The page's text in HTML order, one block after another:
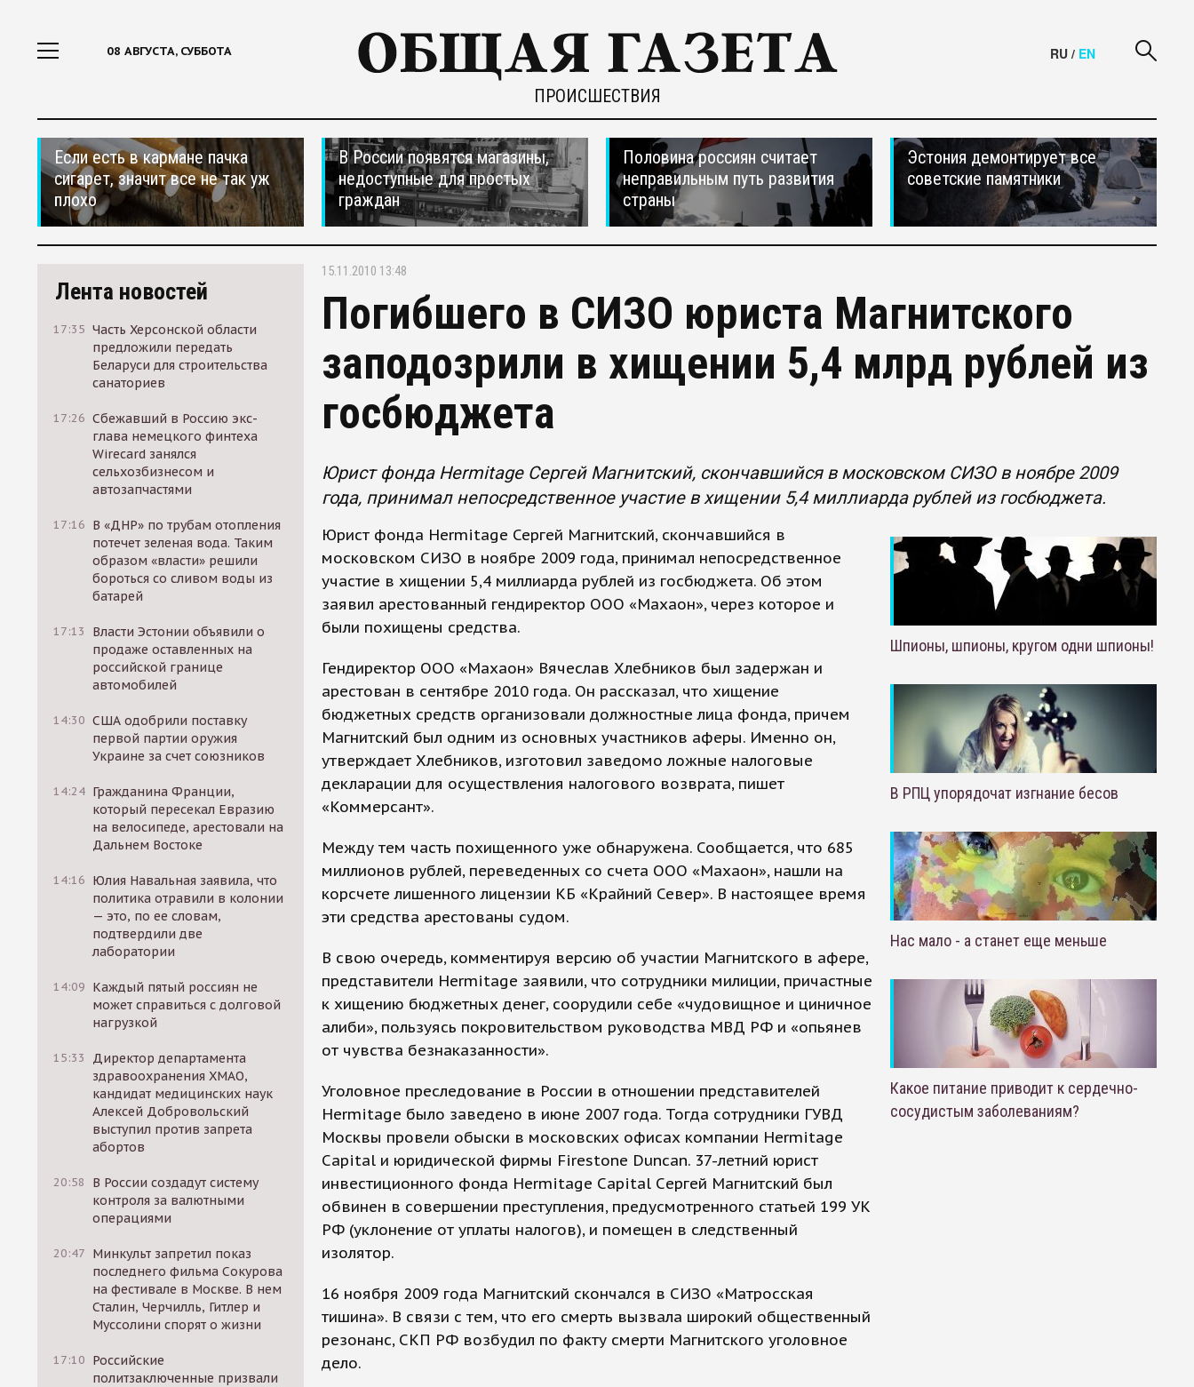
08 АВГУСТА, СУББОТА
ПРОИСШЕСТВИЯ
RU / EN
Если есть в кармане пачка
сигарет, значит все не так уж
плохо
В России появятся магазины,
недоступные для простых
граждан
Половина россиян считает
неправильным путь развития
страны
Эстония демонтирует все
советские памятники
Лента новостей
17:35 Часть Херсонской области
предложили передать
Беларуси для строительства
санаториев
17:26 Сбежавший в Россию экс-
глава немецкого финтеха
Wirecard занялся
сельхозбизнесом и
автозапчастями
17:16 В «ДНР» по трубам отопления
потечет зеленая вода. Таким
образом «власти» решили
бороться со сливом воды из
батарей
17:13
Власти Эстонии объявили о
продаже оставленных на
российской границе
автомобилей
14:30 США одобрили поставку
первой партии оружия
Украине за счет союзников
14:24 Гражданина Франции,
который пересекал Евразию
на велосипеде, арестовали на
Дальнем Востоке
14:16 Юлия Навальная заявила, что
политика отравили в колонии
— это, по ее словам,
подтвердили две
лаборатории
14:09 Каждый пятый россиян не
может справиться с долговой
нагрузкой
15:33
Директор департамента
здравоохранения ХМАО,
кандидат медицинских наук
Алексей Добровольский
выступил против запрета
абортов
20:58
В России создадут систему
контроля за валютными
операциями
20:47 Минкульт запретил показ
последнего фильма Сокурова
на фестивале в Москве. В нем
Сталин, Черчилль, Гитлер и
Муссолини спорят о жизни
17:10 Российские
политзаключенные призвали
15.11.2010 13:48
Погибшего в СИЗО юриста Магнитского
заподозрили в хищении 5,4 млрд рублей из
госбюджета
Юрист фонда Hermitage Сергей Магнитский, скончавшийся в московском СИЗО в ноябре 2009
года, принимал непосредственное участие в хищении 5,4 миллиарда рублей из госбюджета.
Юрист фонда Hermitage Сергей Магнитский, скончавшийся в
московском СИЗО в ноябре 2009 года, принимал непосредственное
участие в хищении 5,4 миллиарда рублей из госбюджета. Об этом
заявил арестованный гендиректор ООО «Махаон», через которое и
были похищены средства.
Гендиректор ООО «Махаон» Вячеслав Хлебников был задержан и
арестован в сентябре 2010 года. Он рассказал, что хищение
бюджетных средств организовали должностные лица фонда, причем
Магнитский был одним из основных участников аферы. Именно он,
утверждает Хлебников, изготовил заведомо ложные налоговые
декларации для осуществления налогового возврата, пишет
«Коммерсант».
Между тем часть похищенного уже обнаружена. Сообщается, что 685
миллионов рублей, переведенных со счета ООО «Махаон», нашли на
корсчете лишенного лицензии КБ «Крайний Север». В настоящее время
эти средства арестованы судом.
В свою очередь, комментируя версию об участии Магнитского в афере,
представители Hermitage заявили, что сотрудники милиции, причастные
к хищению бюджетных денег, соорудили себе «чудовищное и циничное
алиби», пользуясь покровительством руководства МВД РФ и «опьянев
от чувства безнаказанности».
Уголовное преследование в России в отношении представителей
Hermitage было заведено в июне 2007 года. Тогда сотрудники ГУВД
Москвы провели обыски в московских офисах компании Hermitage
Capital и юридической фирмы Firestone Duncan. 37-летний юрист
инвестиционного фонда Hermitage Capital Cергей Магнитский был
обвинен в совершении преступления, предусмотренного статьей 199 УК
РФ (уклонение от уплаты налогов), и помещен в следственный
изолятор.
16 ноября 2009 года Магнитский скончался в СИЗО «Матросская
тишина». В связи с тем, что его смерть вызвала широкий общественный
резонанс, СКП РФ возбудил по факту смерти Магнитского уголовное
дело.
Шпионы, шпионы, кругом одни шпионы!
В РПЦ упорядочат изгнание бесов
Нас мало - а станет еще меньше
Какое питание приводит к сердечно-
сосудистым заболеваниям?